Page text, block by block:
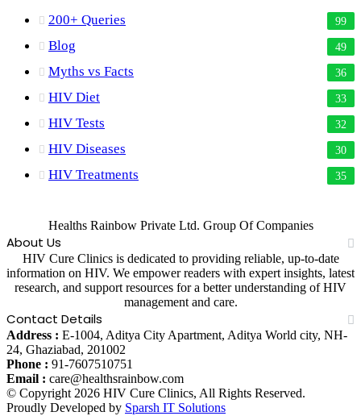
200+ Queries 99
Blog 49
Myths vs Facts 36
HIV Diet 33
HIV Tests 32
HIV Diseases 30
HIV Treatments 35
Healths Rainbow Private Ltd. Group Of Companies
About Us
HIV Cure Clinics is dedicated to providing reliable, up-to-date
information on HIV. We empower readers with expert insights, latest
research, and support resources for a better understanding of HIV
management and care.
Contact Details
Address : E-1004, Aditya City Apartment, Aditya World city, NH-
24, Ghaziabad, 201002
Phone : 91-7607510751
Email : care@healthsrainbow.com
© Copyright 2026 HIV Cure Clinics, All Rights Reserved.
Proudly Developed by Sparsh IT Solutions